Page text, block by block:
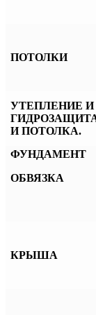
ПОТОЛКИ
УТЕПЛЕНИЕ И
И ПОТОЛКА.
ФУНДАМЕНТ
ОБВЯЗКА
КРЫША